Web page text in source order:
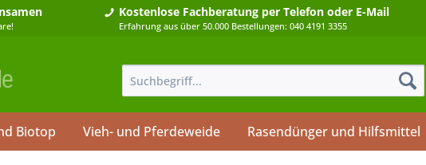
Kostenlose Fachberatung per Telefon oder E-Mail
Erfahrung aus über 50.000 Bestellungen: 040 4191 3355
Biotop Vieh- und Pferdeweide Rasendünger und Hilfsmittel